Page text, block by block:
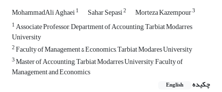
MohammadAli Aghaei1 Sahar Sepasi2 Morteza Kazempour3
1Associate Professor, Department of Accounting, Tarbiat Modarres
University
2Faculty of Management & Economics, Tarbiat Modares University
3Master of Accounting, Tarbiat Modarres University, Faculty of
Management and Economics
چکیده
English